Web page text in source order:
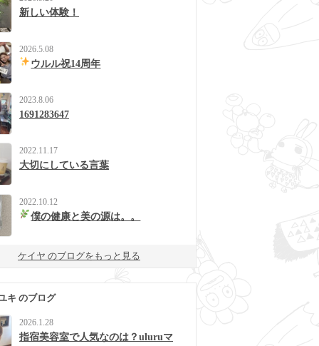
新しい体験！
2026.5.08
ウルル祝14周年
2023.8.06
1691283647
2022.11.17
大切にしている言葉
2022.10.12
僕の健康と美の源は。。
ケイヤ のブログをもっと見る
キ のブログ
2026.1.28
指宿美容室で人気なのは？uluruマ